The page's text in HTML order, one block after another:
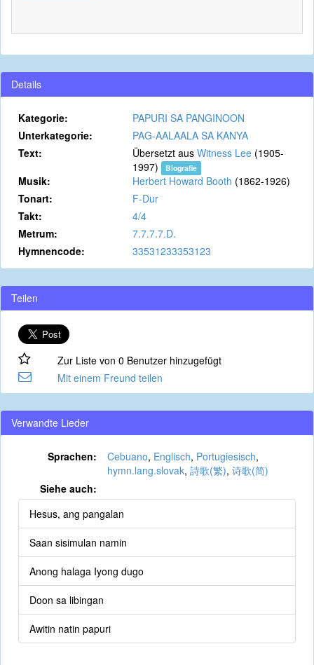
Details
Kategorie:
PAPURI SA PANGINOON
Unterkategorie:
PAG-AALAALA SA KANYA
Text:
Übersetzt aus Witness Lee (1905-
1997)
Biografie
Musik: Herbert Howard Booth (1862-1926)
Tonart:
F-Dur
Takt:
4/4
Metrum:
7.7.7.7.D.
Hymnencode:
33531233353123
Teilen
Zur Liste von 0 Benutzer hinzugefügt
Mit einem Freund teilen
Verwandte Lieder
Sprachen: Cebuano, Englisch, Portugiesisch,
hymn.lang.slovak, 詩歌(繁), 诗歌(简)
Siehe auch:
Hesus, ang pangalan
Saan sisimulan namin
Anong halaga Iyong dugo
Doon sa libingan
Awitin natin papuri